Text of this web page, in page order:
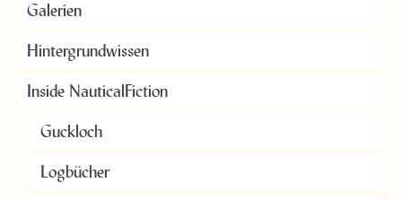
Galerien
Hintergrundwissen
Inside NauticalFiction
Guckloch
Logbücher